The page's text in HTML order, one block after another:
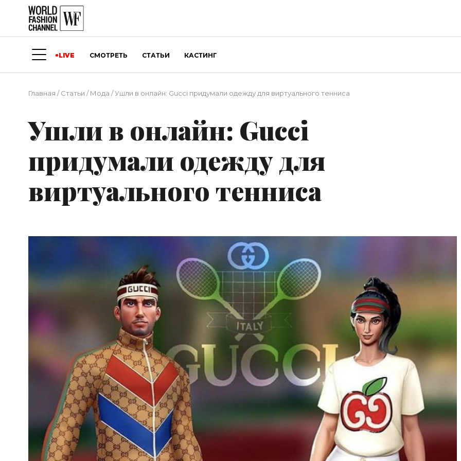
LIVE СМОТРЕТЬ СТАТЬИ КАСТИНГ
Главная /Статьи /Мода /Ушли в онлайн: Gucci придумали одежду для виртуального тенниса
Ушли в онлайн: Gucci
придумали одежду для
виртуального тенниса